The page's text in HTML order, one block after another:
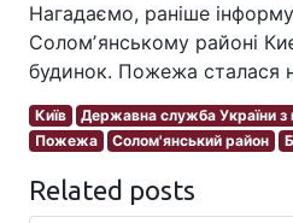
Нагадаємо, раніше
Соломʼянському районі
будинок. Пожежа сталася
Київ
Державна служба України з
Пожежа
Солом'янський район
Related posts